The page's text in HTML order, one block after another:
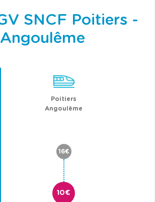
SNCF Poitiers -
Angoulême
Poitiers
Angoulême
16€
10€